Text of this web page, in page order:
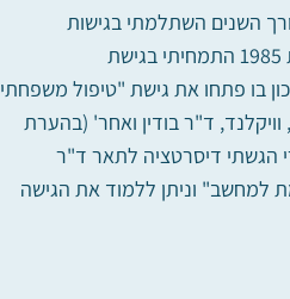
לאורך השנים השתלמתי בגישות
התערבות שונות ובעיקר גישות מערכתיות: טיפולים זוגיים וטיפולים משפחתיים. משנת 1985 התמחיתי בגישת
בו פתחו את גישת "טיפול משפחתי
ד"ר בודין ואחר' (בהערת
הגשתי דיסרטציה לתאר ד"ר
למחשב" וניתן ללמוד את הגישה